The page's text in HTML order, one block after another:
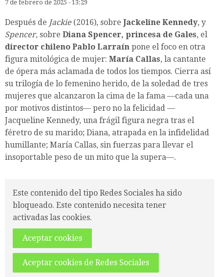
7 de febrero de 2025 - 13:29
Después de Jackie(2016), sobre Jackeline Kennedy, y
Spencer, sobre Diana Spencer, princesa de Gales, el
director chileno Pablo Larraín pone el foco en otra
figura mitológica de mujer: María Callas, la cantante
de ópera más aclamada de todos los tiempos. Cierra así
su trilogía de lo femenino herido, de la soledad de tres
mujeres que alcanzaron la cima de la fama —cada una
por motivos distintos— pero no la felicidad —
Jacqueline Kennedy, una frágil figura negra tras el
féretro de su marido; Diana, atrapada en la infidelidad
humillante; María Callas, sin fuerzas para llevar el
insoportable peso de un mito que la supera—.
Este contenido del tipo Redes Sociales ha sido
bloqueado. Este contenido necesita tener
activadas las cookies.
Aceptar cookies
Aceptar cookies de Redes Sociales